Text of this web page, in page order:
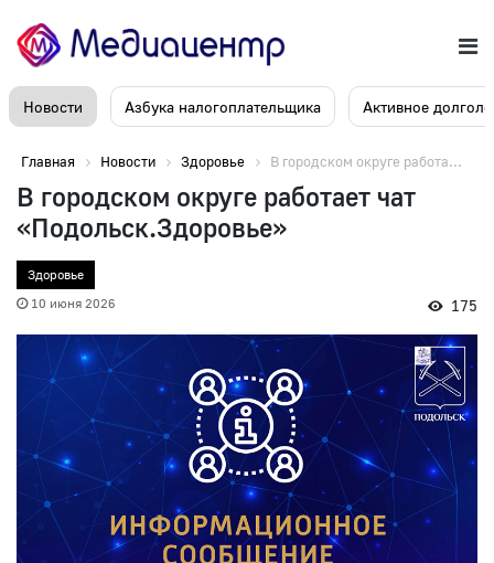
Новости Азбука налогоплательщика Активное
Главная Новости Здоровье В городском округе работа...
В городском округе работает чат
«Подольск.Здоровье»
Здоровье
10 июня 2026
175